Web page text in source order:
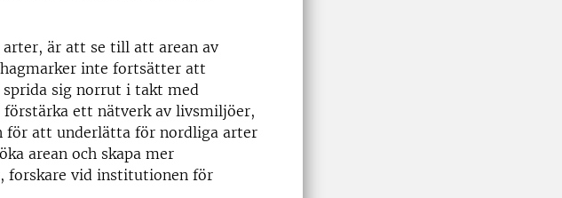
är att se till att arean av
inte fortsätter att
sig norrut i takt med
ett nätverk av livsmiljöer,
för att underlätta för nordliga arter
arean och skapa mer
forskare vid institutionen för